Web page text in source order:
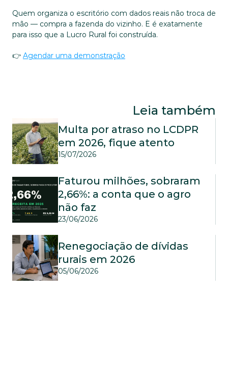
Quem organiza o escritório com dados reais não troca de
mão — compra a fazenda do vizinho. E é exatamente
para isso que a Lucro Rural foi construída.
👉 Agendar uma demonstração
Leia também
Multa por atraso no LCDPR
em 2026, fique atento
15/07/2026
Faturou milhões, sobraram
2,66%: a conta que o agro
não faz
23/06/2026
Renegociação de dívidas
rurais em 2026
05/06/2026